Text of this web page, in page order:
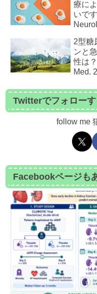
療に
いで
2型糖
ンと
性は
Med.
Twitterでフォロー
follow me
Facebookページも